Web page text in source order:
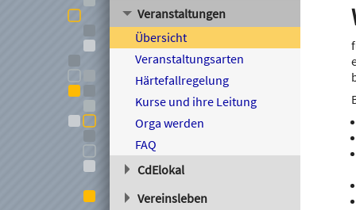
Der Verein
Mitglied werden
Satzung
Spenden
Kontakt
Impressum
Befreundete Vereine
Veranstaltungen
Übersicht
Veranstaltungsarten
Härtefallregelung
Kurse und ihre Leitung
Orga werden
FAQ
CdElokal
Gruppen
Vereinsleben